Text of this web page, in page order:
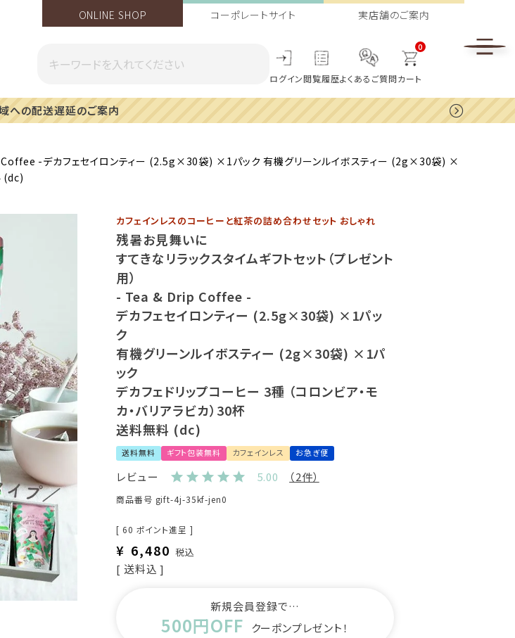
ONLINE SHOP コーポレートサイト 実店舗のご案内
ログイン閲覧履歴よくあるご質問
0
カート
への配送遅延のご案内
Coffee -デカフェセイロンティー (2.5g×30袋) ×1パック 有機グリーンルイボスティー (2g×30袋) ×
(dc)
カフェインレスのコーヒーと紅茶の詰め合わせセット おしゃれ
残暑お見舞いに
すてきなリラックスタイムギフトセット（プレゼント
用）
- Tea & Drip Coffee -
デカフェセイロンティー (2.5g×30袋) ×1パッ
ク
有機グリーンルイボスティー (2g×30袋) ×1パ
ック
デカフェドリップコーヒー 3種 （コロンビア・モ
カ・バリアラビカ）30杯
送料無料 (dc)
送料無料 ギフト包装無料 カフェインレス お急ぎ便
レビュー 5.00 （2件）
商品番号 gift-4j-35kf-jen0
[ 60 ポイント進呈 ]
¥ 6,480 税込
送料込
新規会員登録で…
500円OFF クーポンプレゼント！